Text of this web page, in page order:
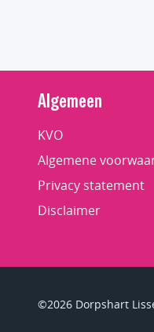
Algemeen
KVO
Algemene
Privacy statement
Disclaimer
©2026 Dorpshart